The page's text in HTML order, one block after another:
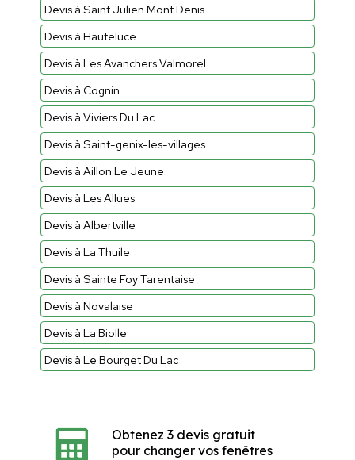
Devis à Saint Julien Mont Denis
Devis à Hauteluce
Devis à Les Avanchers Valmorel
Devis à Cognin
Devis à Viviers Du Lac
Devis à Saint-genix-les-villages
Devis à Aillon Le Jeune
Devis à Les Allues
Devis à Albertville
Devis à La Thuile
Devis à Sainte Foy Tarentaise
Devis à Novalaise
Devis à La Biolle
Devis à Le Bourget Du Lac
Obtenez 3 devis gratuit
pour changer vos fenêtres